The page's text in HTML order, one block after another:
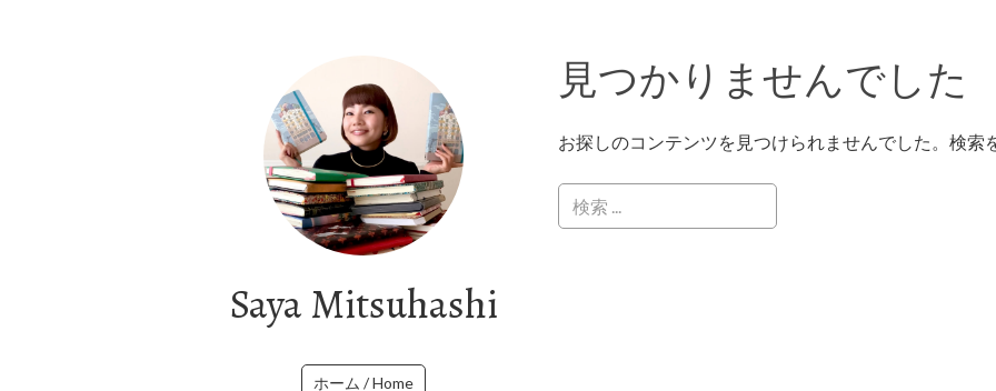
Saya Mitsuhashi
ホーム / Home
見つかりませんでした
お探しのコンテンツを見つけられませんでした。検索